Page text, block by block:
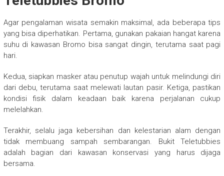
Agar pengalaman wisata semakin maksimal, ada beberapa tips
yang bisa diperhatikan. Pertama, gunakan pakaian hangat karena
suhu di kawasan Bromo bisa sangat dingin, terutama saat pagi
hari.
Kedua, siapkan masker atau penutup wajah untuk melindungi diri
dari debu, terutama saat melewati lautan pasir. Ketiga, pastikan
kondisi fisik dalam keadaan baik karena perjalanan cukup
melelahkan.
Terakhir, selalu jaga kebersihan dan kelestarian alam dengan
tidak membuang sampah sembarangan. Bukit Teletubbies
adalah bagian dari kawasan konservasi yang harus dijaga
bersama.